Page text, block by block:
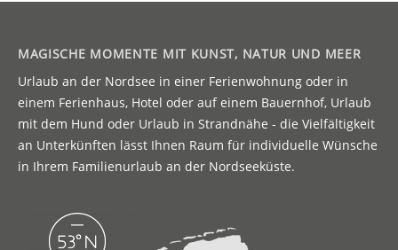
MAGISCHE MOMENTE MIT KUNST, NATUR UND MEER
Urlaub an der Nordsee in einer Ferienwohnung oder in
einem Ferienhaus, Hotel oder auf einem Bauernhof, Urlaub
mit dem Hund oder Urlaub in Strandnähe - die Vielfältigkeit
an Unterkünften lässt Ihnen Raum für individuelle Wünsche
in Ihrem Familienurlaub an der Nordseeküste.